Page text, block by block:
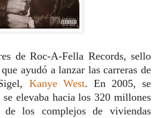
de Roc-A-Fella Records, sello
ayudó a lanzar las carreras de
Kanye West. En 2005, se
elevaba hacia los 320 millones
los complejos de viviendas